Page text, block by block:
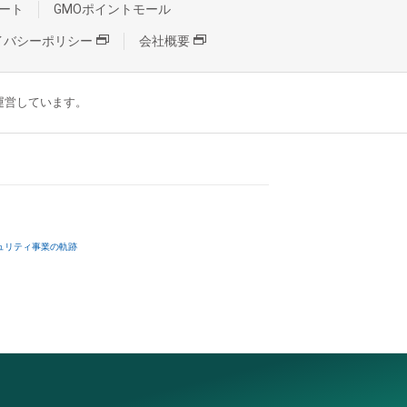
ト GMOポイントモール
バシーポリシー 会社概要
しています。
リティ事業の軌跡